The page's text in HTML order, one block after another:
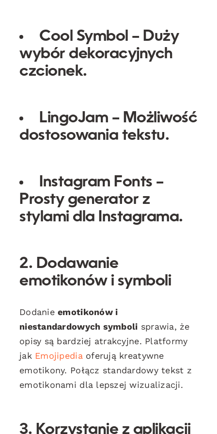
Cool Symbol – Duży
wybór dekoracyjnych
czcionek.
LingoJam – Możliwość
dostosowania tekstu.
Instagram Fonts –
Prosty generator z
stylami dla Instagrama.
2. Dodawanie
emotikonów i symboli
Dodanieemotikonów i
niestandardowych symboli sprawia, że
opisy są bardziej atrakcyjne. Platformy
jak Emojipedia oferują kreatywne
emotikony. Połącz standardowy tekst z
emotikonami dla lepszej wizualizacji.
3. Korzystanie z aplikacji